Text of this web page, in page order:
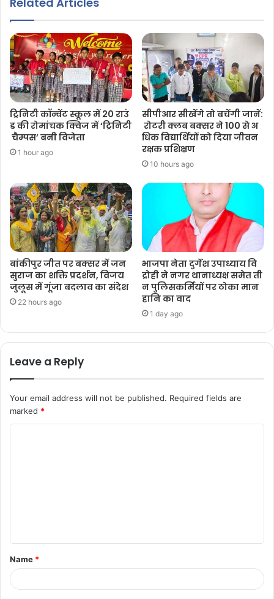
ट्रिनिटी कॉन्वेंट स्कूल में 20 राउं
ड की रोमांचक क्विज में ‘ट्रिनिटी
चैम्पस’ बनी विजेता
1 hour ago
सीपीआर सीखेंगे तो बचेंगी जानें:
रोटरी क्लब बक्सर ने 100 से अ
धिक विद्यार्थियों को दिया जीवन
रक्षक प्रशिक्षण
10 hours ago
बांकीपुर जीत पर बक्सर में जन
सुराज का शक्ति प्रदर्शन, विजय
जुलूस में गूंजा बदलाव का संदेश
22 hours ago
भाजपा नेता दुर्गेश उपाध्याय वि
द्रोही ने नगर थानाध्यक्ष समेत ती
न पुलिसकर्मियों पर ठोका मान
हानि का वाद
1 day ago
Leave a Reply
Your email address will not be published. Required fields are
marked *
Name *